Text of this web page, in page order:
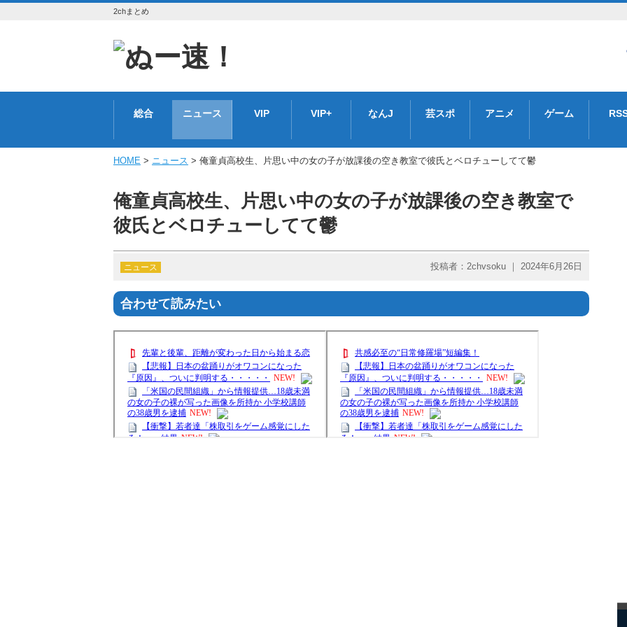
2chまとめ
総合 ニュース VIP VIP+ なんJ 芸スポ アニメ ゲーム
HOME > ニュース > 俺童貞高校生、片思い中の女の子が放課後の空き教室で彼氏とベロチューしてて鬱
俺童貞高校生、片思い中の女の子が放課後の空き教室で
彼氏とベロチューしてて鬱
ニュース 投稿者：2chvsoku ｜ 2024年6月26日
合わせて読みたい